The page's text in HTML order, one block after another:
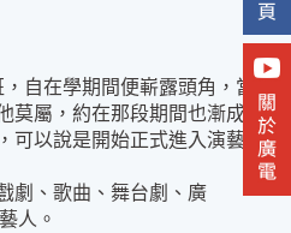
自在學期間便嶄露頭角，當年
莫屬，約在那段期間也漸成為
可以說是開始正式進入演藝
劇、歌曲、舞台劇、廣
人。